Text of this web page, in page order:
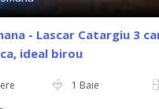
- Lascar Catargiu 3
ideal birou
1 Baie